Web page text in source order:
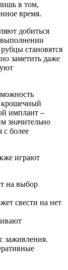
в том,
время.
добиться
становятся
заметить даже
крошечный
имплант –
значительно
с более
играют
на выбор
свести на нет
заживления.